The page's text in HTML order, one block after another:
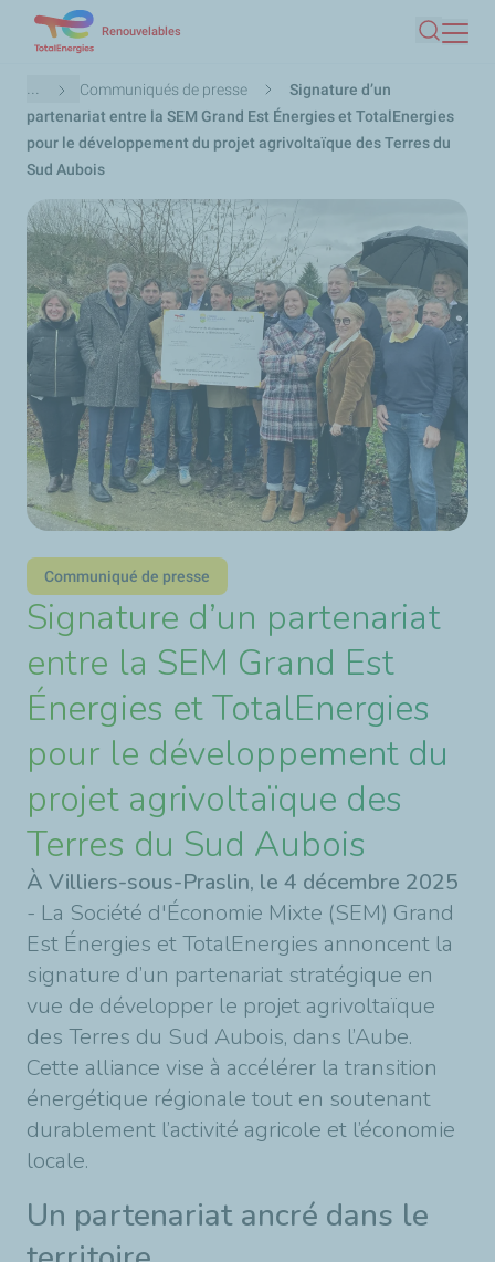
contenu
principal
Renouvelables
Fil
d'Ariane
... Communiqués de presse
Signature d’un
partenariat entre la SEM Grand Est Énergies et TotalEnergies
pour le développement du projet agrivoltaïque des Terres du
Sud Aubois
Communiqué de presse
Signature d’un partenariat
entre la SEM Grand Est
Énergies et TotalEnergies
pour le développement du
projet agrivoltaïque des
Terres du Sud Aubois
À Villiers-sous-Praslin, le 4 décembre 2025
- La Société d'Économie Mixte (SEM) Grand
Est Énergies et TotalEnergies annoncent la
signature d’un partenariat stratégique en
vue de développer le projet agrivoltaïque
des Terres du Sud Aubois, dans l’Aube.
Cette alliance vise à accélérer la transition
énergétique régionale tout en soutenant
durablement l’activité agricole et l’économie
locale.
Un partenariat ancré dans le